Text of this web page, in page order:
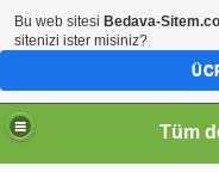
Bu web sitesi Bedava-
sitenizi ister misiniz?